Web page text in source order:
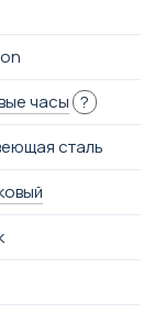
часы ?
сталь